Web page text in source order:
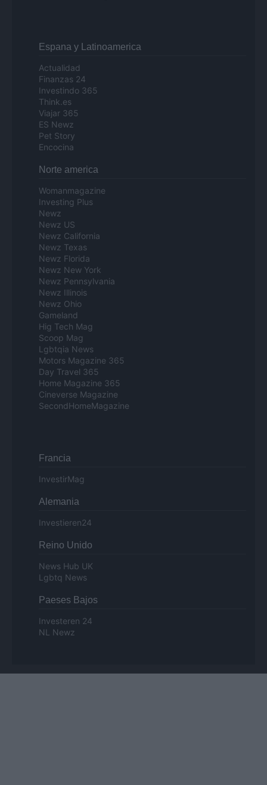
Espana y Latinoamerica
Actualidad
Finanzas 24
Investindo 365
Think.es
Viajar 365
ES Newz
Pet Story
Encocina
Norte america
Womanmagazine
Investing Plus
Newz
Newz US
Newz California
Newz Texas
Newz Florida
Newz New York
Newz Pennsylvania
Newz Illinois
Newz Ohio
Gameland
Hig Tech Mag
Scoop Mag
Lgbtqia News
Motors Magazine 365
Day Travel 365
Home Magazine 365
Cineverse Magazine
SecondHomeMagazine
Francia
InvestirMag
Alemania
Investieren24
Reino Unido
News Hub UK
Lgbtq News
Paeses Bajos
Investeren 24
NL Newz